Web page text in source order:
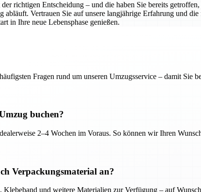
richtigen Entscheidung – und die haben Sie bereits
abläuft. Vertrauen Sie auf unsere langjährige Erfahrung und
in Ihre neue Lebensphase genießen.
Fragen rund um unseren Umzugsservice – damit Sie
buchen?
2–4 Wochen im Voraus. So können wir Ihren
Verpackungsmaterial an?
Klebeband und weitere Materialien zur Verfügung – auf